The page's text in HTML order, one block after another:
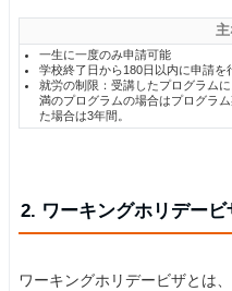
一生に一度のみ申請可能
学校終了日から180日以内に申請を
就労の制限：受講したプログラム
満のプログラムの場合はプログラ
た場合は3年間。
2. ワーキングホリデービ
ワーキングホリデービザとは